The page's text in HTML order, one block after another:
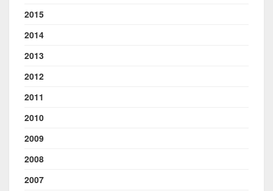
2015
2014
2013
2012
2011
2010
2009
2008
2007